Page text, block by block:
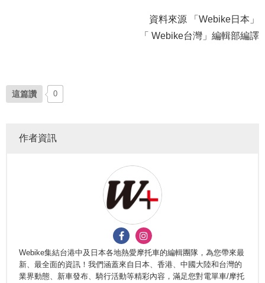
資料來源 「Webike日本」
「 Webike台灣」編輯部編譯
這篇讚 0
作者資訊
Webike集結台港中及日本各地熱愛摩托車的編輯團隊，為您帶來最
新、最全面的資訊！我們涵蓋來自日本、香港、中國大陸和台灣的
業界動態、新車發布、騎行活動等精彩內容，滿足您對電單車/摩托